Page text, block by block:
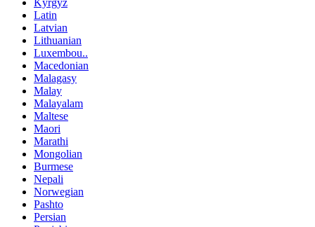
Latin
Latvian
Lithuanian
Luxembou..
Macedonian
Malagasy
Malay
Malayalam
Maltese
Maori
Marathi
Mongolian
Burmese
Nepali
Norwegian
Pashto
Persian